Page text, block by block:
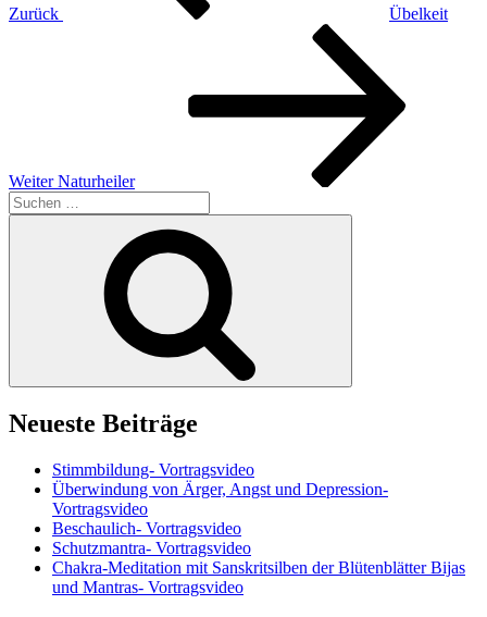
Zurück
Übelkeit
Weiter Naturheiler
Suchen
nach:
Neueste Beiträge
Stimmbildung- Vortragsvideo
Überwindung von Ärger, Angst und Depression-
Vortragsvideo
Beschaulich- Vortragsvideo
Schutzmantra- Vortragsvideo
Chakra-Meditation mit Sanskritsilben der Blütenblätter Bijas
und Mantras- Vortragsvideo